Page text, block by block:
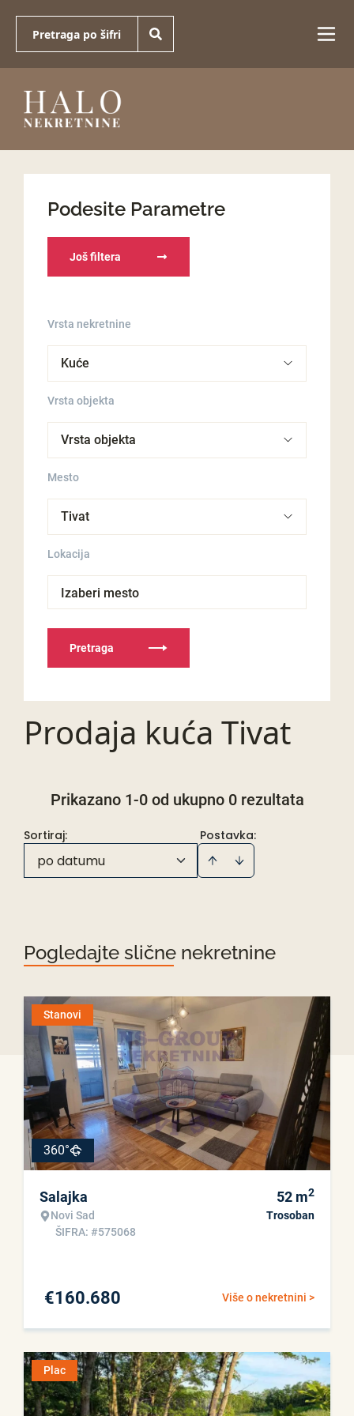
Podesite Parametre
Još filtera
Vrsta nekretnine
Vrsta objekta
Mesto
Lokacija
Izaberi mesto
Pretraga
Prodaja kuća Tivat
Prikazano 1-0 od ukupno 0 rezultata
Postavka:
Sortiraj:
po datumu
Pogledajte slične nekretnine
Stanovi
360°
Salajka
Novi Sad
ŠIFRA: #575068
52 m2
Trosoban
Više o nekretnini >
€160.680
Plac